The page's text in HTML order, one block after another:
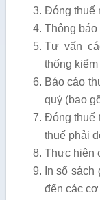
Đóng thuế
Thông báo
Tư vấn
thống
Báo cáo
quý (bao
Đóng thuế
thuế phải
Thực hiện
In sổ
đến các